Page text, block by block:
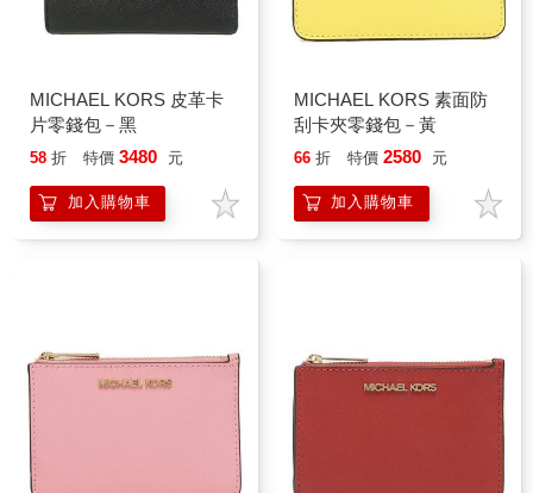
MICHAEL KORS 皮革卡
片零錢包－黑
58 折 特價 3480 元
加入購物車
MICHAEL KORS 素面防
刮卡夾零錢包－黃
66 折 特價 2580 元
加入購物車